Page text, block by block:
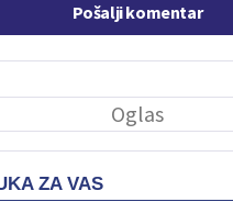
Pošalji komentar
ZA VAS